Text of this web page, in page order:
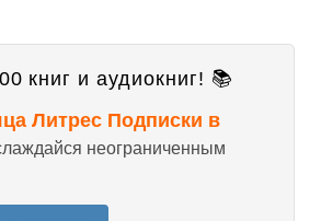
книг и аудиокниг! 📚
Литрес Подписки в
неограниченным